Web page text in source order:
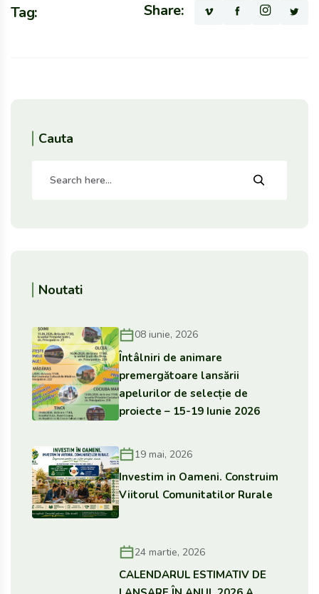
Tag: Share:
Cauta
Noutati
08 iunie, 2026
Întâlniri de animare
premergătoare lansării
apelurilor de selecție de
proiecte – 15-19 Iunie 2026
19 mai, 2026
Investim in Oameni. Construim
Viitorul Comunitatilor Rurale
24 martie, 2026
CALENDARUL ESTIMATIV DE